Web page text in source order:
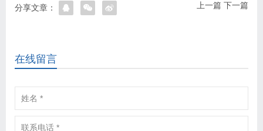
上一篇 下一篇
分享文章：
在线留言